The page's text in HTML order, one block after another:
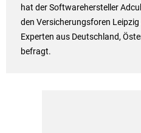
hat der Softwarehersteller
den Versicherungsforen
Experten aus Deutschland,
befragt.